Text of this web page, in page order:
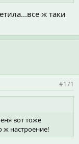
ж таки
#171
вот тоже
ж настроение!